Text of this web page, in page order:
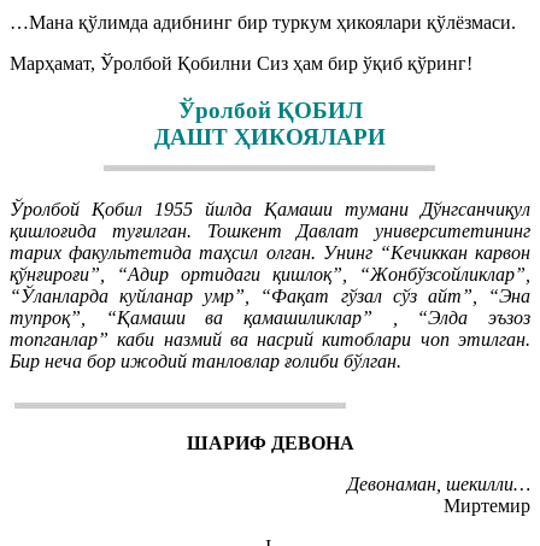
…Мана қўлимда адибнинг бир туркум ҳикоялари қўлёзмаси.
Марҳамат, Ўролбой Қобилни Сиз ҳам бир ўқиб қўринг!
Ўролбой ҚОБИЛ
ДАШТ ҲИКОЯЛАРИ
Ўролбой Қобил 1955 йилда Қамаши тумани Дўнгсанчиқул
қишлоғида туғилган. Тошкент Давлат университетининг
тарих факультетида таҳсил олган. Унинг “Кечиккан карвон
қўнғироғи”, “Адир ортидаги қишлоқ”, “Жонбўзсойликлар”,
“Ўланларда куйланар умр”, “Фақат гўзал сўз айт”, “Эна
тупроқ”, “Қамаши ва қамашиликлар” , “Элда эъзоз
топганлар” каби назмий ва насрий китоблари чоп этилган.
Бир неча бор ижодий танловлар ғолиби бўлган.
ШАРИФ ДЕВОНА
Девонаман, шекилли…
Миртемир